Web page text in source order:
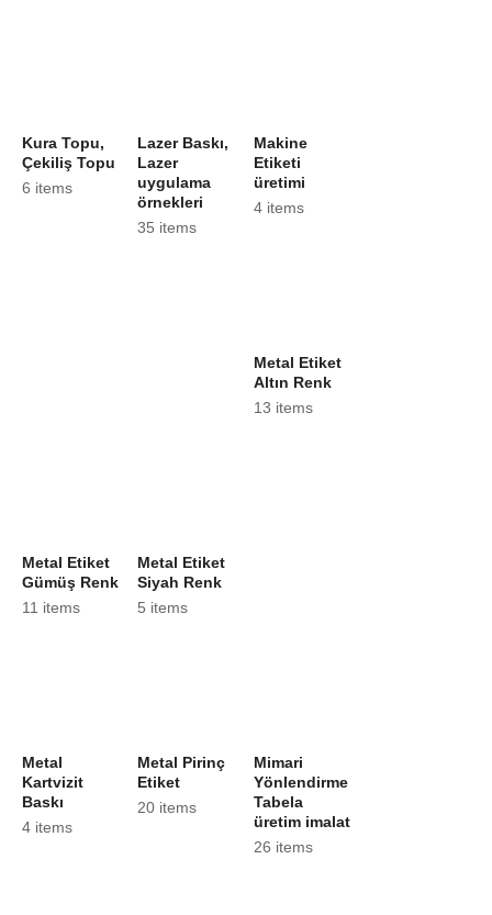
Kura Topu,
Çekiliş Topu
6 items
Lazer Baskı,
Lazer
uygulama
örnekleri
35 items
Makine
Etiketi
üretimi
4 items
Metal Etiket
Altın Renk
13 items
Metal Etiket
Gümüş Renk
11 items
Metal Etiket
Siyah Renk
5 items
Metal
Kartvizit
Baskı
4 items
Metal Pirinç
Etiket
20 items
Mimari
Yönlendirme
Tabela
üretim imalat
26 items